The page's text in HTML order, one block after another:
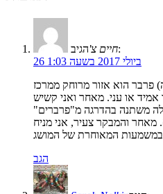
חיים צ'הגיב:
26 ביולי 2017 בשעה 1:03
אבן-שושן (מלפני 30 שנה) פרבר הוא אזור מרוחק ממרכז
אמיד או עני. מאחר ואני קשיש
משתנה בהדרגה מ"פרברים"
מאחר והמבקר צעיר, אני מניח
הגב